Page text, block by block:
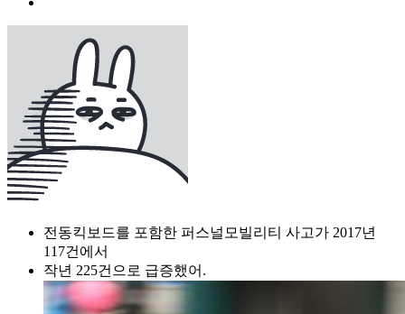
전동킥보드를 포함한 퍼스널모빌리티 사고가 2017년
117건에서
작년 225건으로 급증했어.